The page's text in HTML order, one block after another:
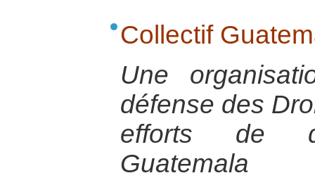
Collectif
Une
défense des
efforts de
Guatemala